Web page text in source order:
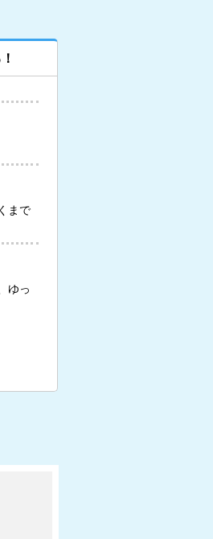
まで
ゆっ